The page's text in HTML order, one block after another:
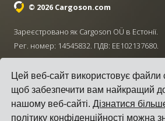
Цей веб-сайт використовує файли
щоб забезпечити вам найкращий
нашому веб-сайті.Дізнатися
політику конфіденційності можна
© 2026 Cargoson.com
Зареєстровано як Cargoson OÜ в Естонії.
Рег. номер: 14545832. ПДВ: EE102137680.
+372 5555 0028 · hello@cargoson.com
Умови надання послуг|Політика